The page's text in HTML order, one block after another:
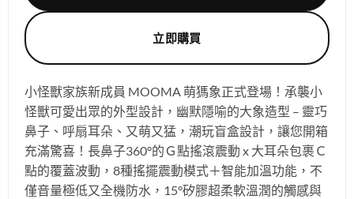
立即購買
小怪獸家族新成員 MOOMA 萌獁象正式登場！承襲小
怪獸可愛出眾的外型設計，幽默隱喻的大象造型 – 靈巧
鼻子、呼扇耳朵、又萌又猛，潮玩盲盒設計，讓您開箱
充滿驚喜！長鼻子360°的Ｇ點搖滾震動 x 大耳朵包裹Ｃ
點的覆蓋波動，8種搖擺震動模式＋智能加溫功能，不
僅音量極低又全機防水，15°矽膠超柔軟溫潤的觸感與